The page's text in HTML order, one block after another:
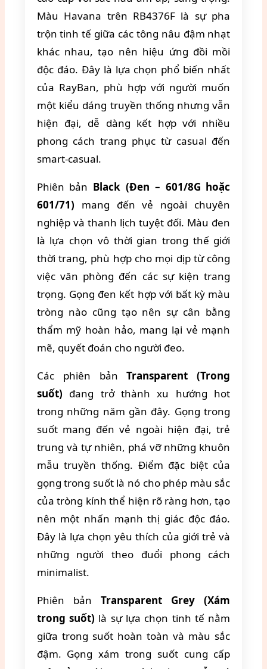
Màu Havana trên RB4376F là sự pha
trộn tinh tế giữa các tông nâu đậm nhạt
khác nhau, tạo nên hiệu ứng đồi mồi
độc đáo. Đây là lựa chọn phổ biến nhất
của RayBan, phù hợp với người muốn
một kiểu dáng truyền thống nhưng vẫn
hiện đại, dễ dàng kết hợp với nhiều
phong cách trang phục từ casual đến
smart-casual.
Phiên bản Black (Đen – 601/8G hoặc
601/71) mang đến vẻ ngoài chuyên
nghiệp và thanh lịch tuyệt đối. Màu đen
là lựa chọn vô thời gian trong thế giới
thời trang, phù hợp cho mọi dịp từ công
việc văn phòng đến các sự kiện trang
trọng. Gọng đen kết hợp với bất kỳ màu
tròng nào cũng tạo nên sự cân bằng
thẩm mỹ hoàn hảo, mang lại vẻ mạnh
mẽ, quyết đoán cho người đeo.
Các phiên bảnTransparent (Trong
suốt) đang trở thành xu hướng hot
trong những năm gần đây. Gọng trong
suốt mang đến vẻ ngoài hiện đại, trẻ
trung và tự nhiên, phá vỡ những khuôn
mẫu truyền thống. Điểm đặc biệt của
gọng trong suốt là nó cho phép màu sắc
của tròng kính thể hiện rõ ràng hơn, tạo
nên một nhấn mạnh thị giác độc đáo.
Đây là lựa chọn yêu thích của giới trẻ và
những người theo đuổi phong cách
minimalist.
Phiên bản Transparent Grey (Xám
trong suốt) là sự lựa chọn tinh tế nằm
giữa trong suốt hoàn toàn và màu sắc
đậm. Gọng xám trong suốt cung cấp